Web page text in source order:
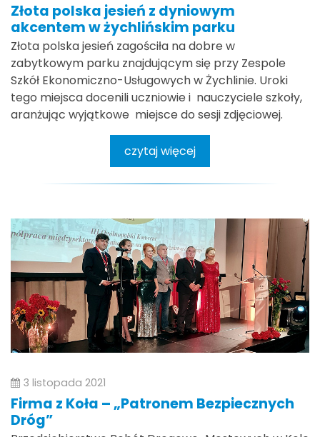
Złota polska jesień z dyniowym
akcentem w żychlińskim parku
Złota polska jesień zagościła na dobre w
zabytkowym parku znajdującym się przy Zespole
Szkół Ekonomiczno-Usługowych w Żychlinie. Uroki
tego miejsca docenili uczniowie i nauczyciele szkoły,
aranżując wyjątkowe miejsce do sesji zdjęciowej.
czytaj więcej
3 listopada 2021
Firma z Koła – „Patronem Bezpiecznych
Dróg”